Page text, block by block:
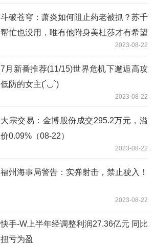
斗破苍穹：萧炎如何阻止药老被抓？苏千
帮忙也没用，唯有他附身美杜莎才有希望
2023-08-22
7月新番推荐(11/15)世界危机下邂逅高攻
低防的女主(´◡`)
2023-08-22
大宗交易：金博股份成交295.2万元，溢
价0.09%（08-22）
2023-08-22
福州海事局警告：实弹射击，禁止驶入！
2023-08-22
快手-W上半年经调整利润27.36亿元 同比
扭亏为盈